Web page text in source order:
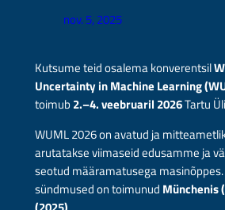
nov. 5, 2025
Kutsume teid osalema konverentsil
Uncertainty in Machine Learning
toimub2.–4. veebruaril 2026Tartu
WUML 2026 on avatud ja
arutatakse viimaseid edusamme ja
seotud määramatusega masinõppes.
sündmused on toimunud Münchenis